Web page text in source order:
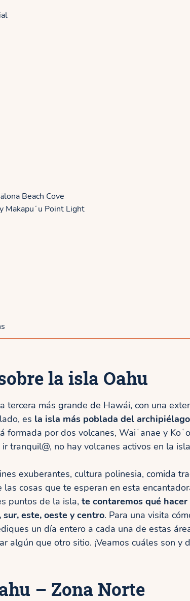
Beach Cove
Makapuʻu Point Light
la isla Oahu
tercera más grande de Hawái, con una
es la isla más poblada del archipiélago
formada por dos volcanes, Waiʻanae y
tranquil@, no hay volcanes activos en la
exuberantes, cultura polinesia, comida
cosas que te esperan en esta
puntos de la isla, te contaremos qué hacer
este, oeste y centro. Para una visita
un día entero a cada una de estas
algún que otro sitio. ¡Veamos cuáles son y
– Zona Norte